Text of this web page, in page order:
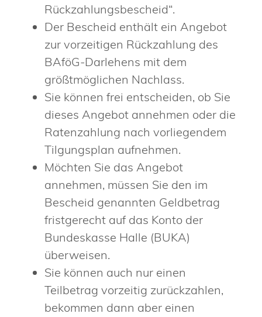
Rückzahlungsbescheid“.
Der Bescheid enthält ein Angebot
zur vorzeitigen Rückzahlung des
BAföG-Darlehens mit dem
größtmöglichen Nachlass.
Sie können frei entscheiden, ob Sie
dieses Angebot annehmen oder die
Ratenzahlung nach vorliegendem
Tilgungsplan aufnehmen.
Möchten Sie das Angebot
annehmen, müssen Sie den im
Bescheid genannten Geldbetrag
fristgerecht auf das Konto der
Bundeskasse Halle (BUKA)
überweisen.
Sie können auch nur einen
Teilbetrag vorzeitig zurückzahlen,
bekommen dann aber einen